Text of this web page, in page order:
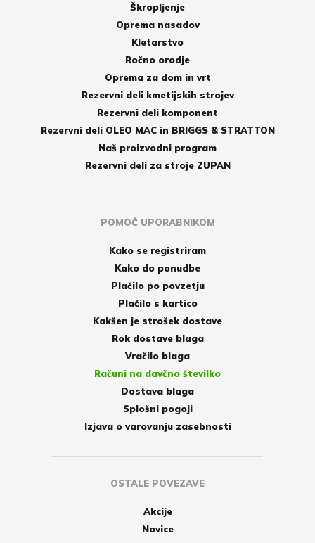
Škropljenje
Oprema nasadov
Kletarstvo
Ročno orodje
Oprema za dom in vrt
Rezervni deli kmetijskih strojev
Rezervni deli komponent
Rezervni deli OLEO MAC in BRIGGS & STRATTON
Naš proizvodni program
Rezervni deli za stroje ZUPAN
POMOČ UPORABNIKOM
Kako se registriram
Kako do ponudbe
Plačilo po povzetju
Plačilo s kartico
Kakšen je strošek dostave
Rok dostave blaga
Vračilo blaga
Računi na davčno številko
Dostava blaga
Splošni pogoji
Izjava o varovanju zasebnosti
OSTALE POVEZAVE
Akcije
Novice